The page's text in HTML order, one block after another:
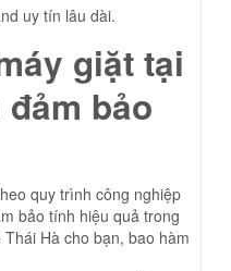
uy tín lâu dài.
giặt tại
bảo
quy trình công nghiệp
bảo tính hiệu quả trong
Thái Hà cho bạn, bao hàm